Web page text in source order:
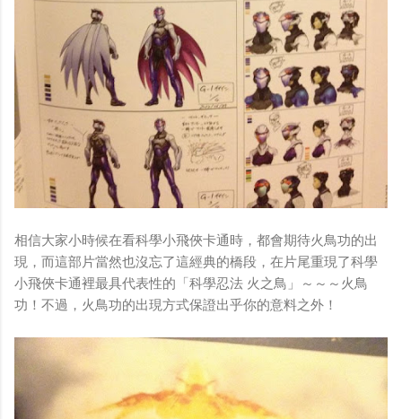
相信大家小時候在看科學小飛俠卡通時，都會期待火鳥功的出
現，而這部片當然也沒忘了這經典的橋段，在片尾重現了科學
小飛俠卡通裡最具代表性的「科學忍法 火之鳥」～～～火鳥
功！不過，火鳥功的出現方式保證出乎你的意料之外！